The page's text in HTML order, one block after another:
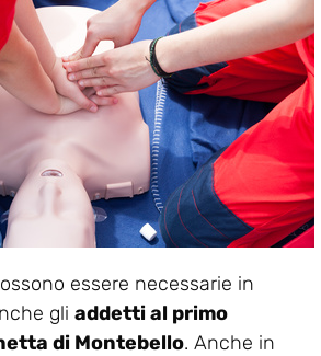
essere necessarie in
gli addetti al primo
di Montebello. Anche in